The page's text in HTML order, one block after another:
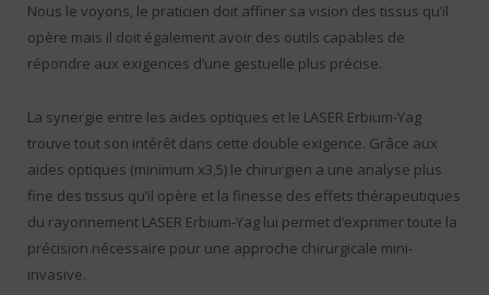
Nous le voyons, le praticien doit affiner sa vision des tissus qu’il
opère mais il doit également avoir des outils capables de
répondre aux exigences d’une gestuelle plus précise.
La synergie entre les aides optiques et le LASER Erbium-Yag
trouve tout son intérêt dans cette double exigence. Grâce aux
aides optiques (minimum x3,5) le chirurgien a une analyse plus
fine des tissus qu’il opère et la finesse des effets thérapeutiques
du rayonnement LASER Erbium-Yag lui permet d’exprimer toute la
précision nécessaire pour une approche chirurgicale mini-
invasive.